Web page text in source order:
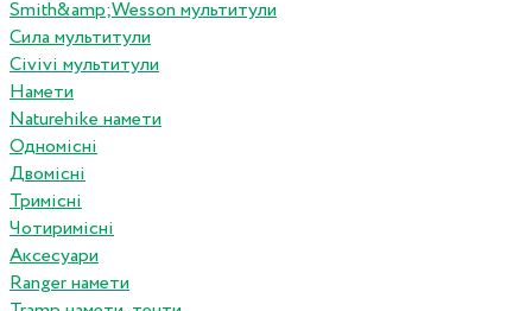
Smith&amp;Wesson мультитули
Сила мультитули
Civivi мультитули
Намети
Naturehike намети
Одномісні
Двомісні
Тримісні
Чотиримісні
Аксесуари
Ranger намети